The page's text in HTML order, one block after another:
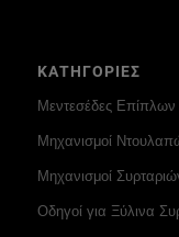
ΚΑΤΗΓΟΡΙΕΣ
Μεντεσέδες Επίπλων
Μηχανισμοί
Μηχανισμοί
Οδηγοί για Ξύλινα